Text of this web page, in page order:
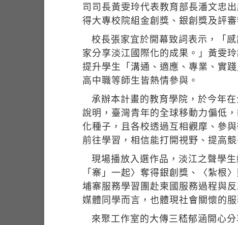
司司長黃雯玲代表教育部長潘文忠
得大專校院組金創獎、銀創獎及評
校長張家宜於開幕致詞表示，「
家分享淡江國際化的成果。」黃雯
提升學生「溝通、適應、專業、實
高中職等師生皆熱情參與。
承辦本計畫的教育學院，於今年
說明，臺灣青年的全球移動力偏低
化種子，且各校透過互相觀摩、參
前往學習，相信能打開視野、提高競
現場播放入選作品，淡江之聲學
「寨」一起〉奪得銀創獎、〈紮根
埔寨服務學習團赴柬國服務過程與
媒體同學而言，也體現社會關懷的服
來聚工作室的大傳三嵇郁涵開心